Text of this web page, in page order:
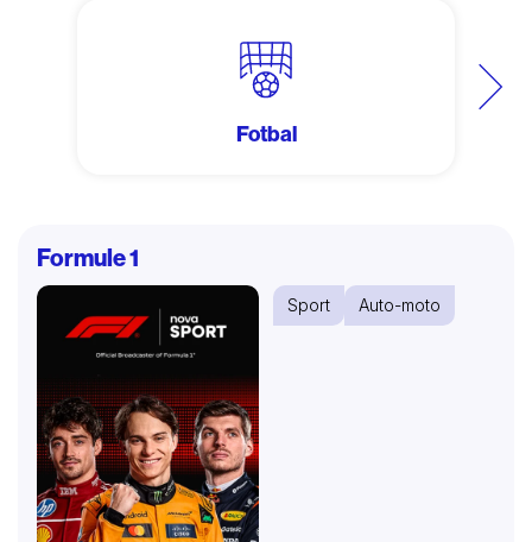
Další
Fotbal
Formule 1
Sport Auto-moto